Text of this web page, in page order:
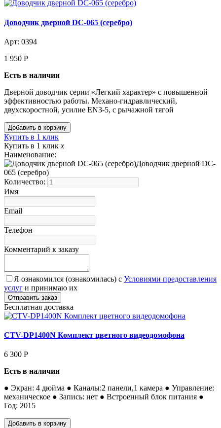
Доводчик дверной DC-065 (серебро)
Арт: 0394
1 950 Р
Есть в наличии
Дверной доводчик серии «Легкий характер» с повышенной
эффективностью работы. Механо-гидравлический,
двухскоростной, усилие EN3-5, с рычажной тягой
Купить в 1 клик
Купить в 1 клик x
Наименование:
Доводчик дверной DC-
065 (серебро)
Количество:
Имя
Email
Телефон
Комментарий к заказу
Я ознакомился (ознакомилась) с Условиями предоставления
услуг и принимаю их
Бесплатная доставка
CTV-DP1400N Комплект цветного видеодомофона
6 300 Р
Есть в наличии
● Экран: 4 дюйма ● Каналы:2 панели,1 камера ● Управление:
механическое ● Запись: нет ● Встроенный блок питания ●
Год: 2015